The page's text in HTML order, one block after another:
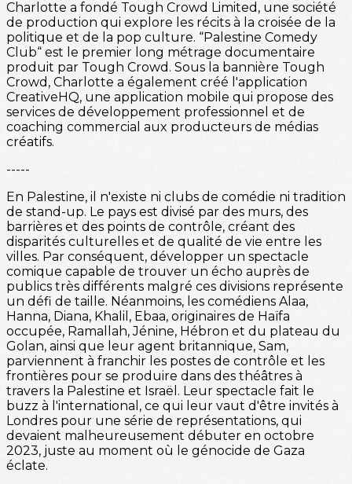
Charlotte a fondé Tough Crowd Limited, une société
de production qui explore les récits à la croisée de la
politique et de la pop culture. “Palestine Comedy
Club“ est le premier long métrage documentaire
produit par Tough Crowd. Sous la bannière Tough
Crowd, Charlotte a également créé l'application
CreativeHQ, une application mobile qui propose des
services de développement professionnel et de
coaching commercial aux producteurs de médias
créatifs.
-----
En Palestine, il n'existe ni clubs de comédie ni tradition
de stand-up. Le pays est divisé par des murs, des
barrières et des points de contrôle, créant des
disparités culturelles et de qualité de vie entre les
villes. Par conséquent, développer un spectacle
comique capable de trouver un écho auprès de
publics très différents malgré ces divisions représente
un défi de taille. Néanmoins, les comédiens Alaa,
Hanna, Diana, Khalil, Ebaa, originaires de Haïfa
occupée, Ramallah, Jénine, Hébron et du plateau du
Golan, ainsi que leur agent britannique, Sam,
parviennent à franchir les postes de contrôle et les
frontières pour se produire dans des théâtres à
travers la Palestine et Israël. Leur spectacle fait le
buzz à l'international, ce qui leur vaut d'être invités à
Londres pour une série de représentations, qui
devaient malheureusement débuter en octobre
2023, juste au moment où le génocide de Gaza
éclate.